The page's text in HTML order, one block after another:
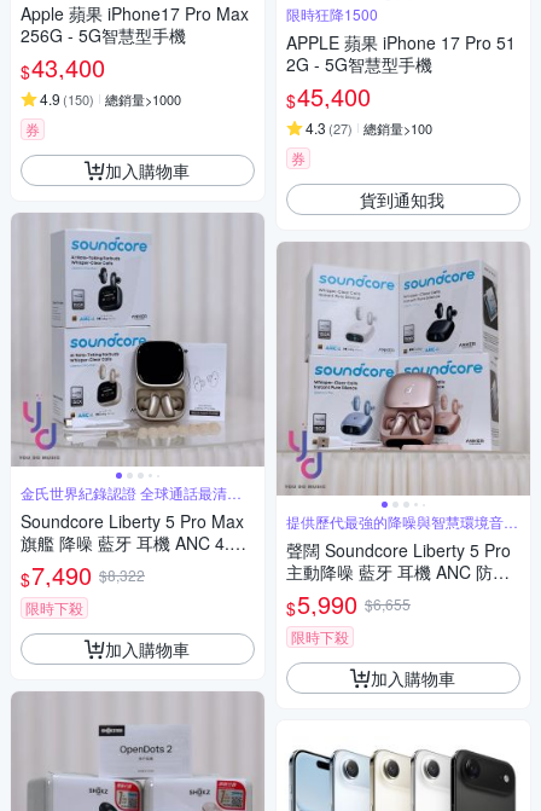
Apple 蘋果 iPhone17 Pro Max
256G - 5G智慧型手機
$43,400
4.9 (150) 總銷量>1000
券
加入購物車
金氏世界紀錄認證 全球通話最清晰
耳機
Soundcore Liberty 5 Pro Max
旗艦 降噪 藍牙 耳機 ANC 4.0
智慧螢幕 頂級通話
$7,490 $8,322
限時下殺
加入購物車
限時狂降1500
APPLE 蘋果 iPhone 17 Pro 51
2G - 5G智慧型手機
$45,400
4.3 (27) 總銷量>100
券
貨到通知我
提供歷代最強的降噪與智慧環境音調
校
聲闊 Soundcore Liberty 5 Pro
主動降噪 藍牙 耳機 ANC 防水 I
P55 公司貨 兩年保固
$5,990 $6,655
限時下殺
加入購物車